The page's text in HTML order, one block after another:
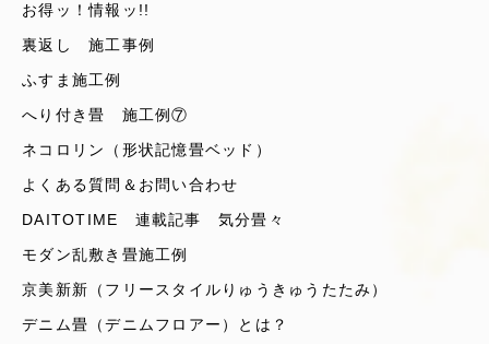
お得ッ！情報ッ!!
裏返し 施工事例
ふすま施工例
へり付き畳 施工例⑦
ネコロリン（形状記憶畳ベッド）
よくある質問＆お問い合わせ
DAITOTIME 連載記事 気分畳々
モダン乱敷き畳施工例
京美新新（フリースタイルりゅうきゅうたたみ）
デニム畳（デニムフロアー）とは？